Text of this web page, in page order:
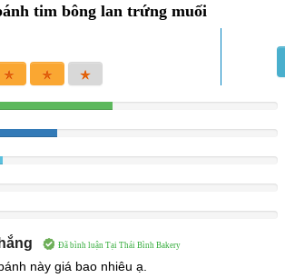
tim bông lan trứng muối
50%
33.333333333333%
Đã bình luận Tại Thái Bình Bakery
này giá bao nhiêu ạ.